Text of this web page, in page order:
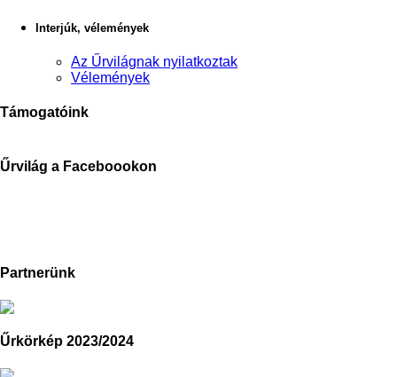
Interjúk, vélemények
Az Űrvilágnak nyilatkoztak
Vélemények
Támogatóink
Űrvilág a Faceboookon
Partnerünk
Űrkörkép 2023/2024